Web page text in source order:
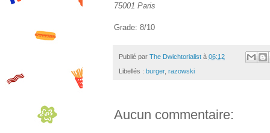
75001 Paris
Grade: 8/10
Publié par The Dwichtorialist à 06:12
Libellés : burger, razowski
Aucun commentaire: